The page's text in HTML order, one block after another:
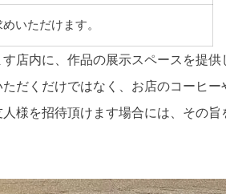
いただけます。
店内に、作品の展示スペースを提供
だくだけではなく、お店のコーヒー
様を招待頂けます場合には、その旨